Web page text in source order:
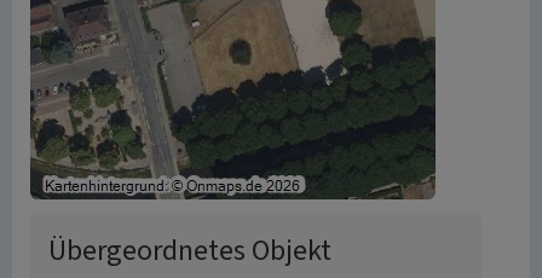
Übergeordnetes Objekt